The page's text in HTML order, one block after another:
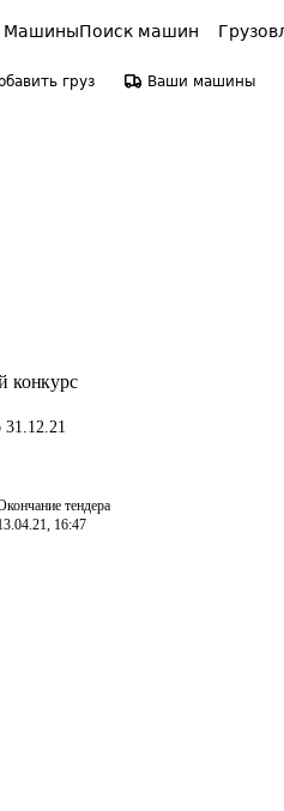
МашиныПоиск машин
груз Ваши машины
конкурс
31.12.21
тендера
16:47